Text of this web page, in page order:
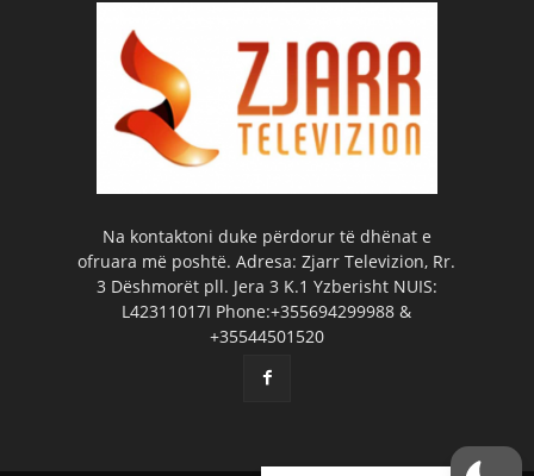
Na kontaktoni duke përdorur të dhënat e
ofruara më poshtë. Adresa: Zjarr Televizion, Rr.
3 Dëshmorët pll. Jera 3 K.1 Yzberisht NUIS:
L42311017I Phone:+355694299988 &
+35544501520